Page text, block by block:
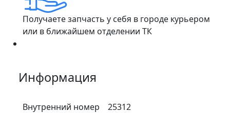
Получаете запчасть у себя в городе курьером
или в ближайшем отделении ТК
Информация
Внутренний номер
25312